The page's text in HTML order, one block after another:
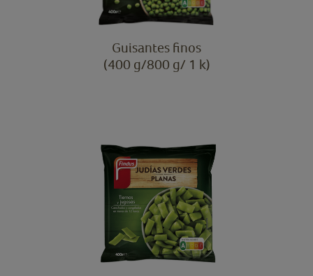
Guisantes finos
(400 g/800 g/ 1 k)